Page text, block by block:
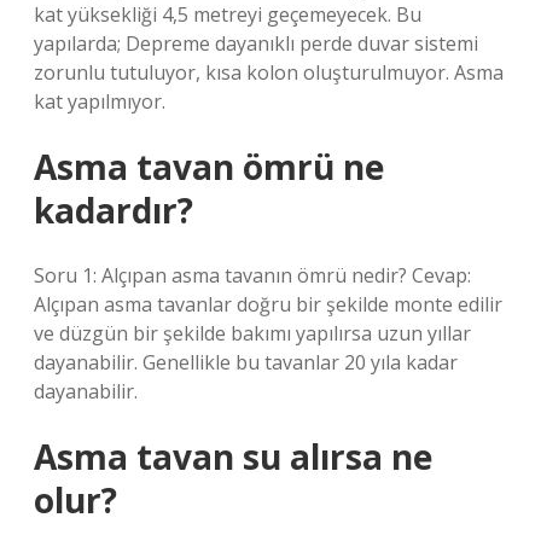
kat yüksekliği 4,5 metreyi geçemeyecek. Bu
yapılarda; Depreme dayanıklı perde duvar sistemi
zorunlu tutuluyor, kısa kolon oluşturulmuyor. Asma
kat yapılmıyor.
Asma tavan ömrü ne
kadardır?
Soru 1: Alçıpan asma tavanın ömrü nedir? Cevap:
Alçıpan asma tavanlar doğru bir şekilde monte edilir
ve düzgün bir şekilde bakımı yapılırsa uzun yıllar
dayanabilir. Genellikle bu tavanlar 20 yıla kadar
dayanabilir.
Asma tavan su alırsa ne
olur?